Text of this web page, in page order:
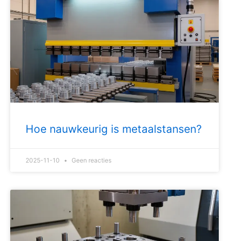
Hoe nauwkeurig is metaalstansen?
2025-11-10 Geen reacties